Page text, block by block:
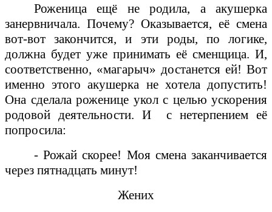
Роженица ещё не родила, а акушерка
занервничала. Почему? Оказывается, её смена
вот-вот закончится, и эти роды, по логике,
должна будет уже принимать её сменщица. И,
соответственно, «магарыч» достанется ей! Вот
именно этого акушерка не хотела допустить!
Она сделала роженице укол с целью ускорения
родовой деятельности. И
с нетерпением её
попросила:
- Рожай скорее! Моя смена заканчивается
через пятнадцать минут!
Жених